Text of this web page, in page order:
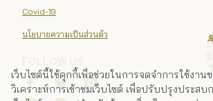
Covid-19
นโยบายความเป็นส่วนตัว
เว็บไซต์นี้ใช้คุกกี้เพื่อช่วยในการจดจำการใช้งาน
วิเคราะห์การเข้าชมเว็บไซต์ เพื่อปรับปรุงประส